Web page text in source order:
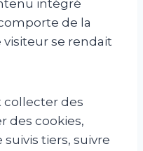
intégré
de la
se rendait
collecter des
des cookies,
tiers, suivre